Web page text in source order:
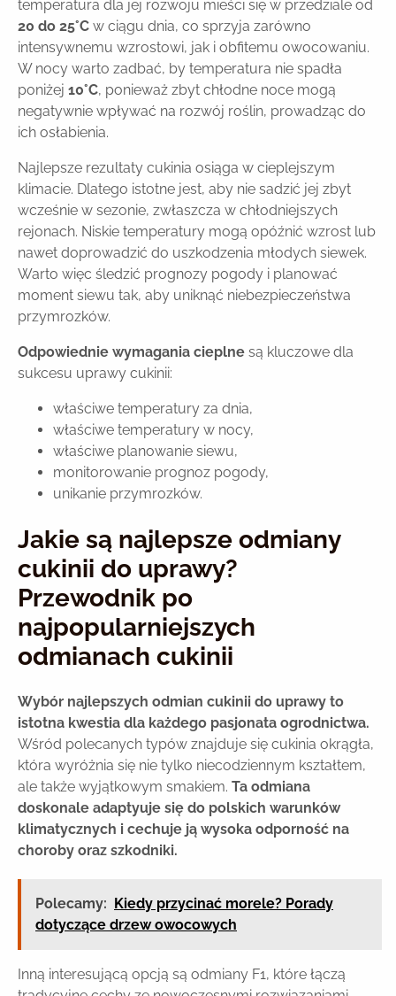
temperatura dla jej rozwoju mieści się w przedziale od
20 do 25°C w ciągu dnia, co sprzyja zarówno
intensywnemu wzrostowi, jak i obfitemu owocowaniu.
W nocy warto zadbać, by temperatura nie spadła
poniżej 10°C, ponieważ zbyt chłodne noce mogą
negatywnie wpływać na rozwój roślin, prowadząc do
ich osłabienia.
Najlepsze rezultaty cukinia osiąga w cieplejszym
klimacie. Dlatego istotne jest, aby nie sadzić jej zbyt
wcześnie w sezonie, zwłaszcza w chłodniejszych
rejonach. Niskie temperatury mogą opóźnić wzrost lub
nawet doprowadzić do uszkodzenia młodych siewek.
Warto więc śledzić prognozy pogody i planować
moment siewu tak, aby uniknąć niebezpieczeństwa
przymrozków.
Odpowiednie wymagania cieplne są kluczowe dla
sukcesu uprawy cukinii:
właściwe temperatury za dnia,
właściwe temperatury w nocy,
właściwe planowanie siewu,
monitorowanie prognoz pogody,
unikanie przymrozków.
Jakie są najlepsze odmiany
cukinii do uprawy?
Przewodnik po
najpopularniejszych
odmianach cukinii
Wybór najlepszych odmian cukinii do uprawy to
istotna kwestia dla każdego pasjonata ogrodnictwa.
Wśród polecanych typów znajduje się cukinia okrągła,
która wyróżnia się nie tylko niecodziennym kształtem,
ale także wyjątkowym smakiem. Ta odmiana
doskonale adaptyuje się do polskich warunków
klimatycznych i cechuje ją wysoka odporność na
choroby oraz szkodniki.
Polecamy:
Kiedy przycinać morele? Porady
dotyczące drzew owocowych
Inną interesującą opcją są odmiany F1, które łączą